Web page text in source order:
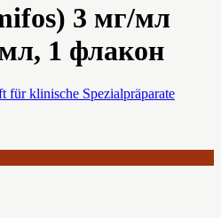
3 мг/мл
1 флакон
für klinische Spezialpräparate